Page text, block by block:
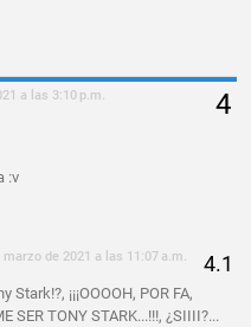
a las 3:10 p.m.
:v
marzo de 2021 a las 11:07 a.m.
Stark!?, ¡¡¡OOOOH, POR FA,
SER TONY STARK...!!!, ¿SIIII?...